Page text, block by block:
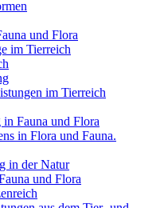
und Flora
im Tierreich
im Tierreich
Fauna und Flora
in Flora und Fauna.
in der Natur
und Flora